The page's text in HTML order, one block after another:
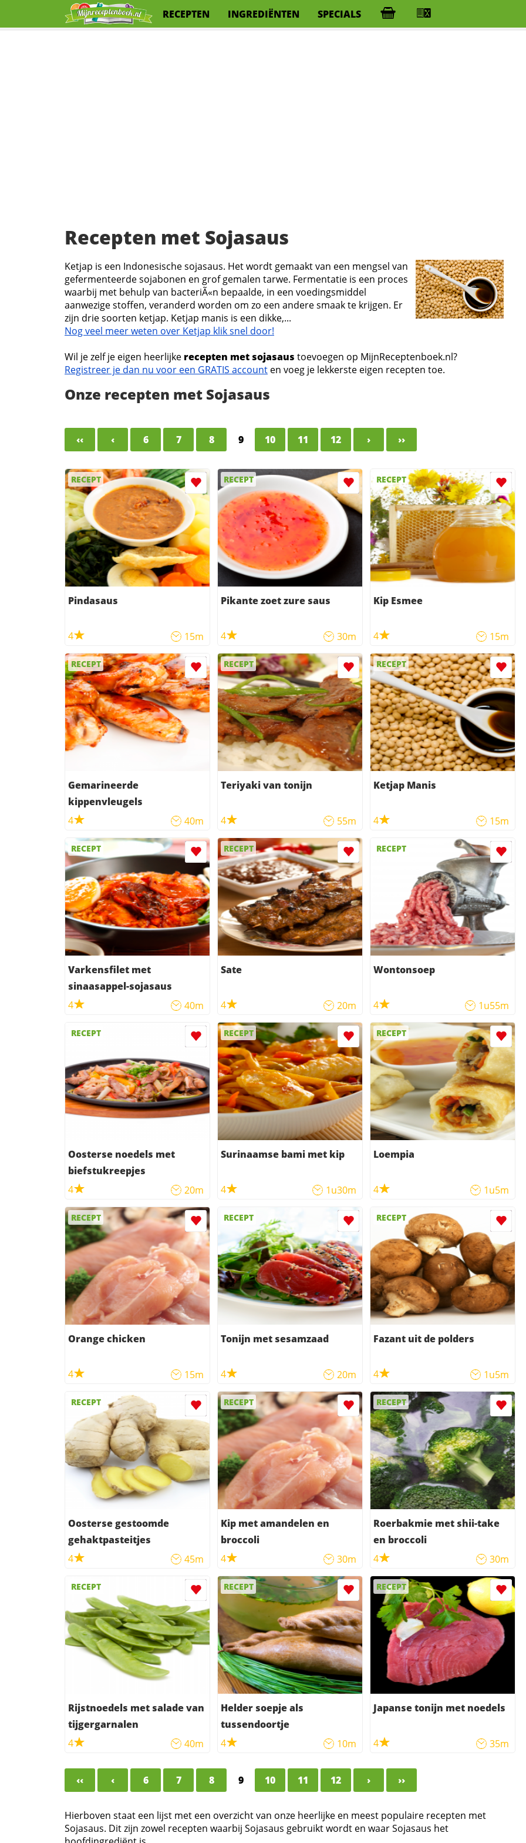
RECEPTEN INGREDIËNTEN SPECIALS
Recepten met Sojasaus
Ketjap is een Indonesische sojasaus. Het wordt gemaakt van een mengsel van
gefermenteerde sojabonen en grof gemalen tarwe. Fermentatie is een proces
waarbij met behulp van bacteriÃ«n bepaalde, in een voedingsmiddel
aanwezige stoffen, veranderd worden om zo een andere smaak te krijgen. Er
zijn drie soorten ketjap. Ketjap manis is een dikke,...
Nog veel meer weten over Ketjap klik snel door!
Wil je zelf je eigen heerlijke recepten met sojasaus toevoegen op MijnReceptenboek.nl?
Registreer je dan nu voor een GRATIS account en voeg je lekkerste eigen recepten toe.
Onze recepten met Sojasaus
‹‹ ‹ 6 7 8 9 10 11 12 › ››
RECEPT
Pindasaus
4 15m
RECEPT
Pikante zoet zure saus
4 30m
RECEPT
Kip Esmee
4 15m
RECEPT
Gemarineerde
kippenvleugels
4
40m
RECEPT
Teriyaki van tonijn
4 55m
RECEPT
Ketjap Manis
4 15m
RECEPT
Varkensfilet met
sinaasappel-sojasaus
4
40m
RECEPT
Sate
4 20m
RECEPT
Wontonsoep
4 1u55m
RECEPT
Oosterse noedels met
biefstukreepjes
4
20m
RECEPT
Surinaamse bami met kip
4 1u30m
RECEPT
Loempia
4 1u5m
RECEPT
Orange chicken
4 15m
RECEPT
Tonijn met sesamzaad
4 20m
RECEPT
Fazant uit de polders
4 1u5m
RECEPT
Oosterse gestoomde
gehaktpasteitjes
4
45m
RECEPT
Kip met amandelen en
broccoli
4
30m
RECEPT
Roerbakmie met shii-take
en broccoli
4
30m
RECEPT
Rijstnoedels met salade van
tijgergarnalen
4
40m
RECEPT
Helder soepje als
tussendoortje
4
10m
RECEPT
Japanse tonijn met noedels
4 35m
‹‹ ‹ 6 7 8 9 10 11 12 › ››
Hierboven staat een lijst met een overzicht van onze heerlijke en meest populaire recepten met
Sojasaus. Dit zijn zowel recepten waarbij Sojasaus gebruikt wordt en waar Sojasaus het